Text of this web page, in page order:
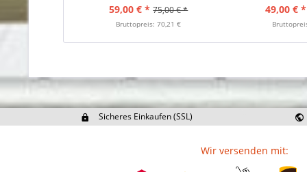
59,00 € * 75,00 € *
Bruttopreis: 70,21 €
49,00 € *
Sicheres Einkaufen (SSL)
Wir versenden mit: